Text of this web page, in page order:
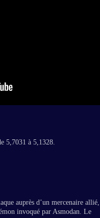
5,7031 à 5,1328.
auprès d’un mercenaire allié,
invoqué par Asmodan. Le